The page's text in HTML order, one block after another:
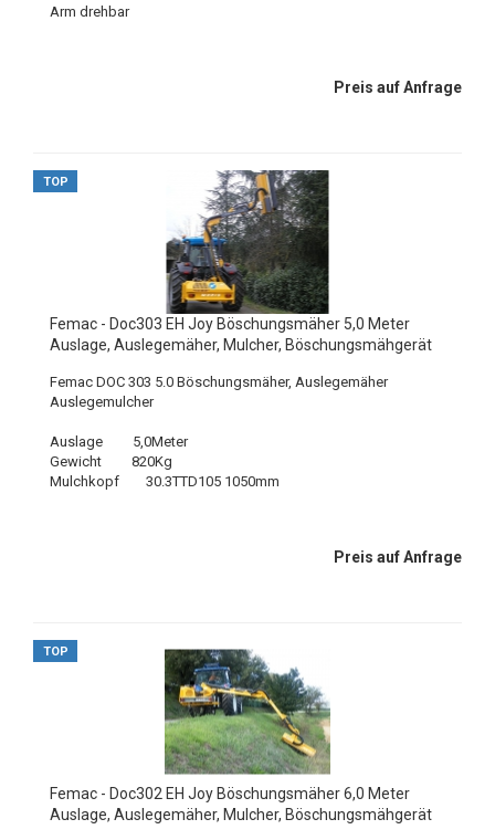
Arm drehbar
Preis auf Anfrage
TOP
Femac - Doc303 EH Joy Böschungsmäher 5,0 Meter
Auslage, Auslegemäher, Mulcher, Böschungsmähgerät
Femac DOC 303 5.0 Böschungsmäher, Auslegemäher
Auslegemulcher
Auslage 5,0Meter
Gewicht 820Kg
Mulchkopf 30.3TTD105 1050mm
Preis auf Anfrage
TOP
Femac - Doc302 EH Joy Böschungsmäher 6,0 Meter
Auslage, Auslegemäher, Mulcher, Böschungsmähgerät